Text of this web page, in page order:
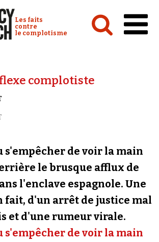
Conspiracy Watch :
Les faits
contre
le complotisme
de presse
Newsletter
Faire un don
Demander à Vera
Se connecter
complotiste
s'empêcher de voir la main
le brusque afflux de
l'enclave espagnole. Une
fait, d'un arrêt de justice mal
et d'une rumeur virale.
s'empêcher de voir la main